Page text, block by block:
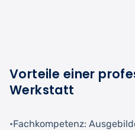
Vorteile einer
Werkstatt
•Fachkompetenz: